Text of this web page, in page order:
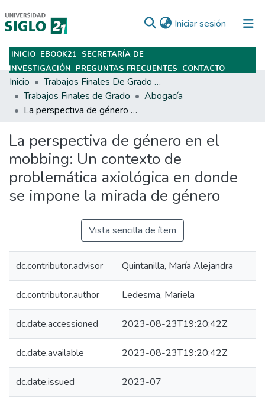
Iniciar sesión (current)
Subir
INICIO EBOOK21 SECRETARÍA DE
INVESTIGACIÓN PREGUNTAS FRECUENTES CONTACTO
Inicio
Trabajos Finales De Grado Y Posgrado
Trabajos Finales de Grado
Abogacía
La perspectiva de género en el mobbing: Un contexto de problemática axiológica en donde se impone la mirada de género
La perspectiva de género en el
mobbing: Un contexto de
problemática axiológica en donde
se impone la mirada de género
Vista sencilla de ítem
dc.contributor.advisor Quintanilla, María Alejandra
dc.contributor.author Ledesma, Mariela
dc.date.accessioned 2023-08-23T19:20:42Z
dc.date.available 2023-08-23T19:20:42Z
dc.date.issued 2023-07